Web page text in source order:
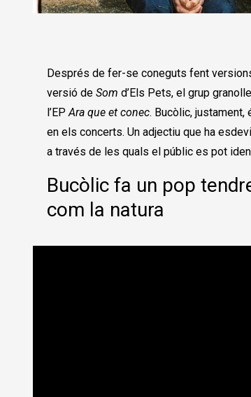
Després de fer-se coneguts fent
versió deSom d’Els Pets, el grup
l’EPAra que et conec. Bucòlic,
en els concerts. Un adjectiu que ha
a través de les quals el públic es pot
Bucòlic fa un pop
com la natura